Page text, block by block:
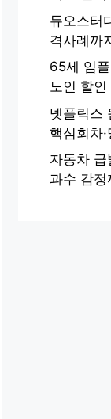
듀오스터
격사례까
65세 임
노인 할인
넷플릭스
핵심회차
자동차
과수 감정